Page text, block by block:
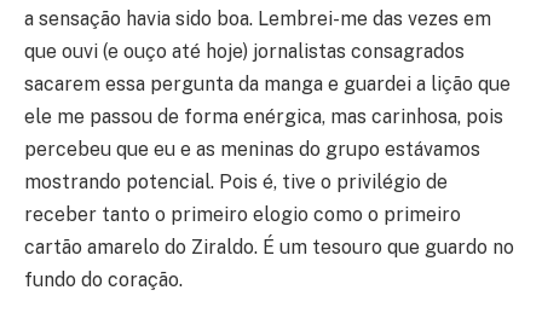
a sensação havia sido boa. Lembrei-me das vezes em
que ouvi (e ouço até hoje) jornalistas consagrados
sacarem essa pergunta da manga e guardei a lição que
ele me passou de forma enérgica, mas carinhosa, pois
percebeu que eu e as meninas do grupo estávamos
mostrando potencial. Pois é, tive o privilégio de
receber tanto o primeiro elogio como o primeiro
cartão amarelo do Ziraldo. É um tesouro que guardo no
fundo do coração.